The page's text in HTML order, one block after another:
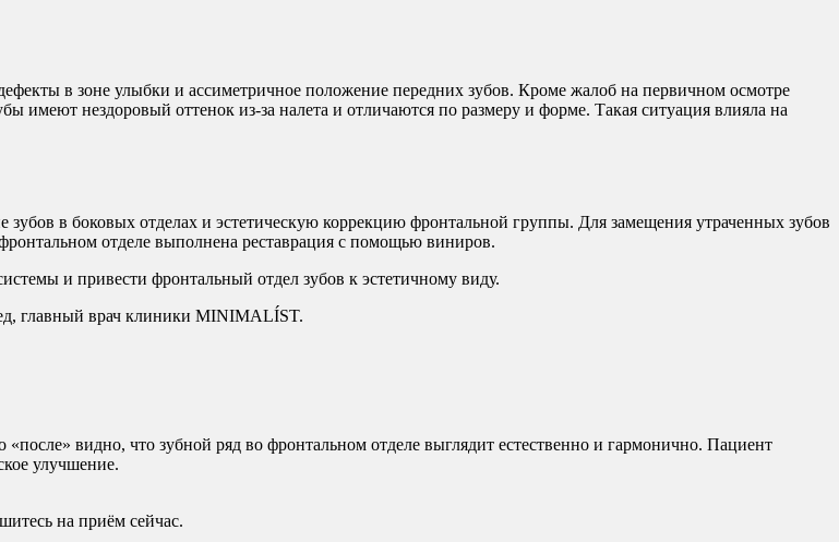
в зоне улыбки и ассиметричное положение передних зубов. Кроме жалоб на первичном осмотре
имеют нездоровый оттенок из-за налета и отличаются по размеру и форме. Такая ситуация влияла на
зубов в боковых отделах и эстетическую коррекцию фронтальной группы. Для замещения утраченных зубов
отделе выполнена реставрация с помощью виниров.
и привести фронтальный отдел зубов к эстетичному виду.
главный врач клиники MINIMALÍST.
видно, что зубной ряд во фронтальном отделе выглядит естественно и гармонично. Пациент
улучшение.
на приём сейчас.